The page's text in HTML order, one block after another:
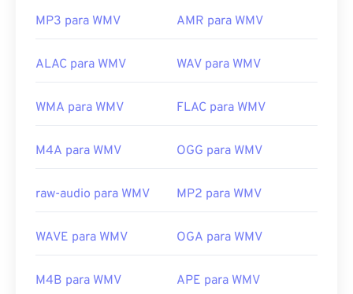
MP3 para WMV AMR para WMV
ALAC para WMV WAV para WMV
WMA para WMV FLAC para WMV
M4A para WMV OGG para WMV
raw-audio para WMV MP2 para WMV
WAVE para WMV OGA para WMV
M4B para WMV APE para WMV